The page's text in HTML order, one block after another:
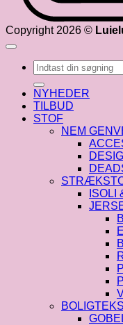
Copyright 2026 ©
Søg
efter:
NYHEDER
TILBUD
STOF
NEM
ISOLI